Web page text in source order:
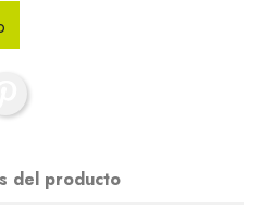
del producto